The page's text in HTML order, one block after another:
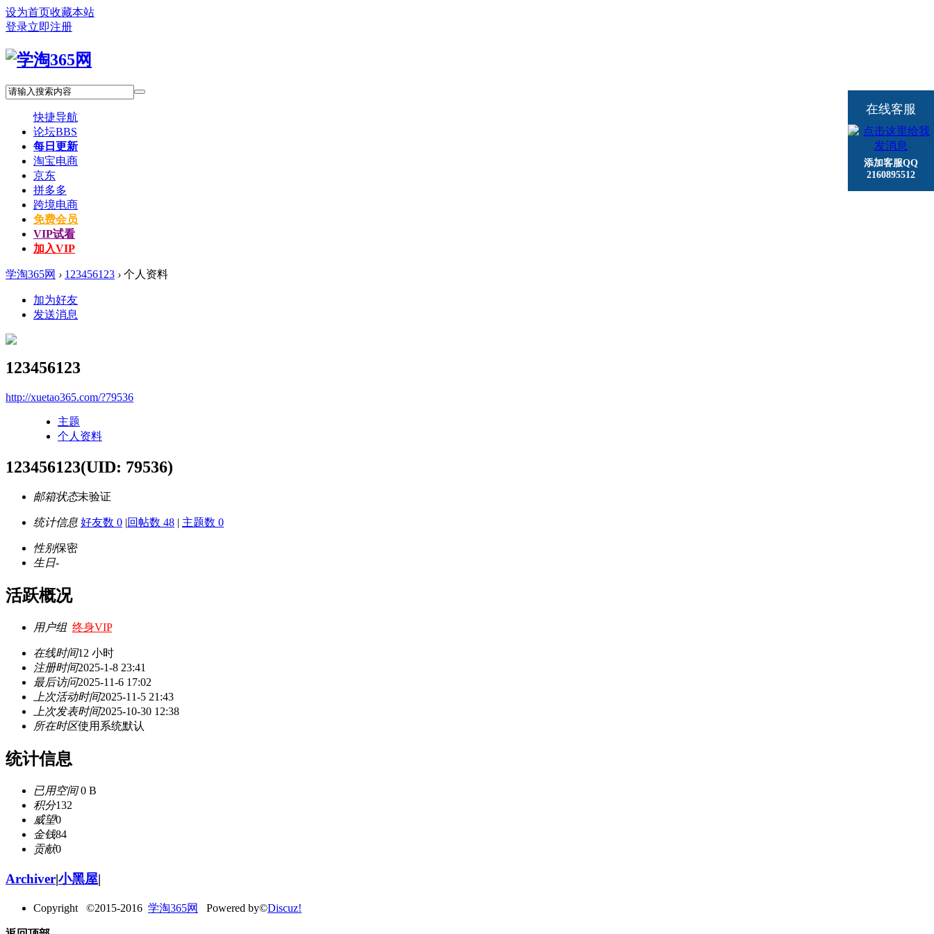
设为首页收藏本站
登录立即注册
快捷导航
论坛BBS
每日更新
淘宝电商
京东
拼多多
跨境电商
免费会员
VIP试看
加入VIP
学淘365网 › 123456123 › 个人资料
加为好友
发送消息
123456123
http://xuetao365.com/?79536
主题
个人资料
123456123(UID: 79536)
邮箱状态未验证
统计信息 好友数 0 |回帖数 48 | 主题数 0
性别保密
生日-
活跃概况
用户组 终身VIP
在线时间12 小时
注册时间2025-1-8 23:41
最后访问2025-11-6 17:02
上次活动时间2025-11-5 21:43
上次发表时间2025-10-30 12:38
所在时区使用系统默认
统计信息
已用空间0 B
积分132
威望0
金钱84
贡献0
在线客服
添加客服QQ
2160895512
Archiver|小黑屋|
Copyright ©2015-2016 学淘365网 Powered by©Discuz!